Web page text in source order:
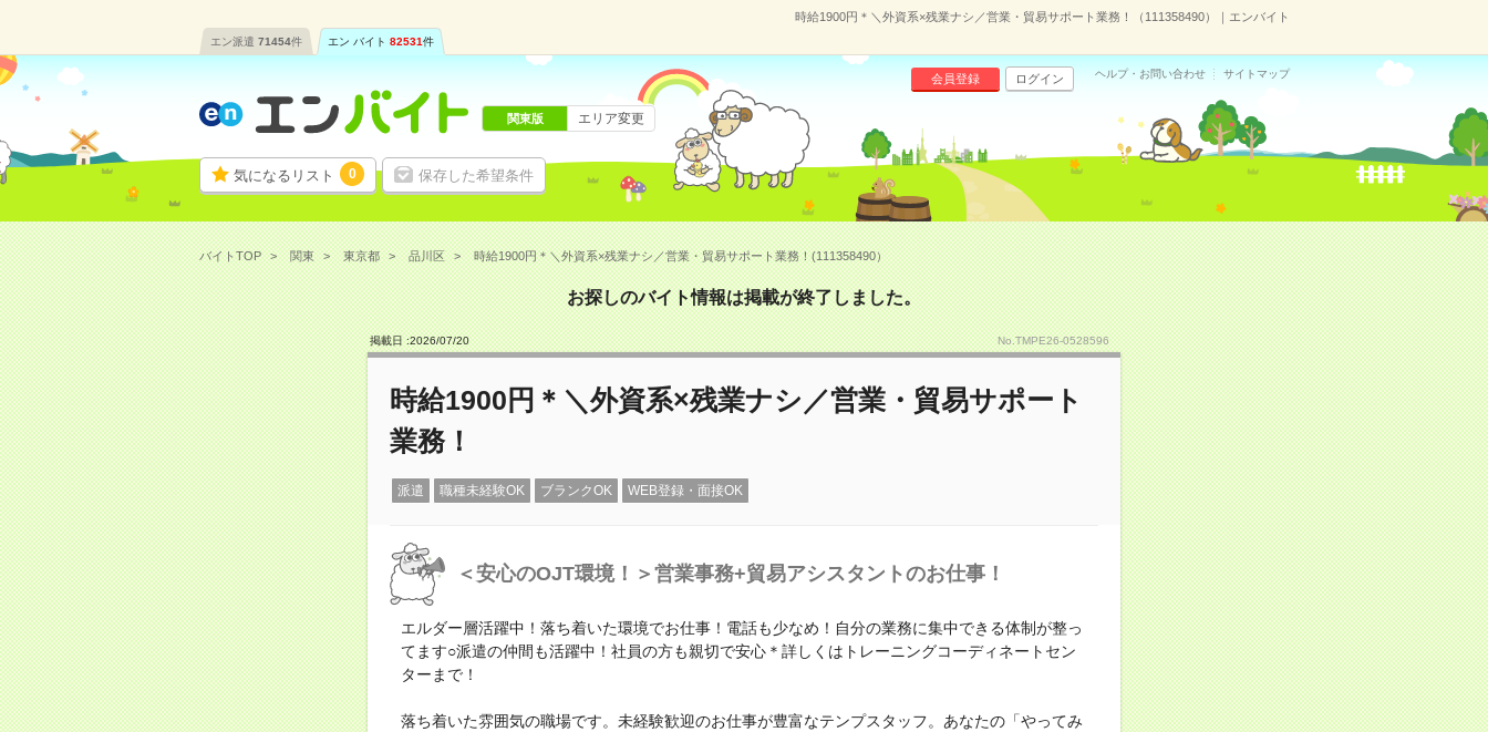
時給1900円＊＼外資系×残業ナシ／営業・貿易サポート業務！（111358490）｜エンバイト
エン派遣 71454件 エン バイト 82531件
気になるリスト 0 保存した希望条件
会員登録 ログイン ヘルプ・お問い合わせ サイトマップ
関東版 エリア変更
バイトTOP 関東 東京都 品川区 時給1900円＊＼外資系×残業ナシ／営業・貿易サポート業務！(111358490）
お探しのバイト情報は掲載が終了しました。
掲載日 :2026/07/20 No.TMPE26-0528596
時給1900円＊＼外資系×残業ナシ／営業・貿易サポート
業務！
派遣 職種未経験OK ブランクOK WEB登録・面接OK
＜安心のOJT環境！＞営業事務+貿易アシスタントのお仕事！
エルダー層活躍中！落ち着いた環境でお仕事！電話も少なめ！自分の業務に集中できる体制が整っ
てます○派遣の仲間も活躍中！社員の方も親切で安心＊詳しくはトレーニングコーディネートセン
ターまで！
落ち着いた雰囲気の職場です。未経験歓迎のお仕事が豊富なテンプスタッフ。あなたの「やってみ